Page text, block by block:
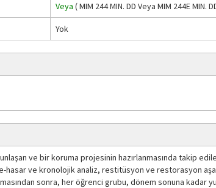
Veya (MIM 244MIN. DD Veya MIM 244EMIN.
Yok
ve bir koruma projesinin hazırlanmasında takip
ve kronolojik analiz, restitüsyon ve restorasyon
sonra, her öğrenci grubu, dönem sonuna kadar